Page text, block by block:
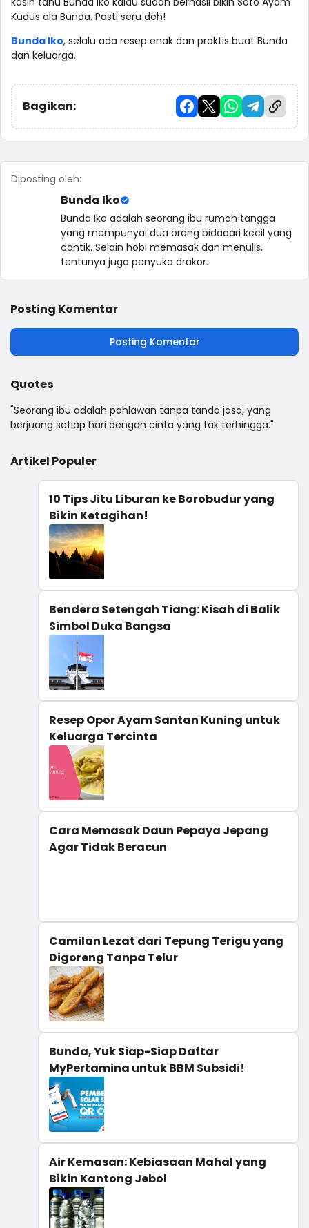
Kudus ala Bunda. Pasti seru deh!
Bunda Iko, selalu ada resep enak dan praktis buat Bunda
dan keluarga.
Bagikan:
Diposting oleh:
Bunda Iko
Bunda Iko adalah seorang ibu rumah tangga
yang mempunyai dua orang bidadari kecil yang
cantik. Selain hobi memasak dan menulis,
tentunya juga penyuka drakor.
Posting Komentar
Posting Komentar
Quotes
"Seorang ibu adalah pahlawan tanpa tanda jasa, yang
berjuang setiap hari dengan cinta yang tak terhingga."
Artikel Populer
10 Tips Jitu Liburan ke Borobudur yang
Bikin Ketagihan!
Bendera Setengah Tiang: Kisah di Balik
Simbol Duka Bangsa
Resep Opor Ayam Santan Kuning untuk
Keluarga Tercinta
Cara Memasak Daun Pepaya Jepang
Agar Tidak Beracun
Camilan Lezat dari Tepung Terigu yang
Digoreng Tanpa Telur
Bunda, Yuk Siap-Siap Daftar
MyPertamina untuk BBM Subsidi!
Air Kemasan: Kebiasaan Mahal yang
Bikin Kantong Jebol